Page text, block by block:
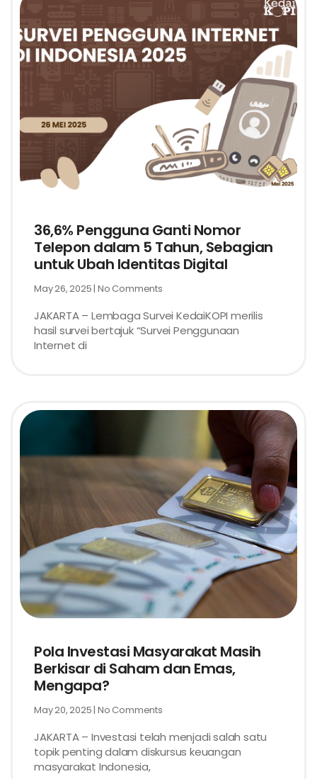
36,6% Pengguna Ganti Nomor
Telepon dalam 5 Tahun, Sebagian
untuk Ubah Identitas Digital
May 26, 2025 No Comments
JAKARTA – Lembaga Survei KedaiKOPI merilis
hasil survei bertajuk “Survei Penggunaan
Internet di
Pola Investasi Masyarakat Masih
Berkisar di Saham dan Emas,
Mengapa?
May 20, 2025 No Comments
JAKARTA – Investasi telah menjadi salah satu
topik penting dalam diskursus keuangan
masyarakat Indonesia,